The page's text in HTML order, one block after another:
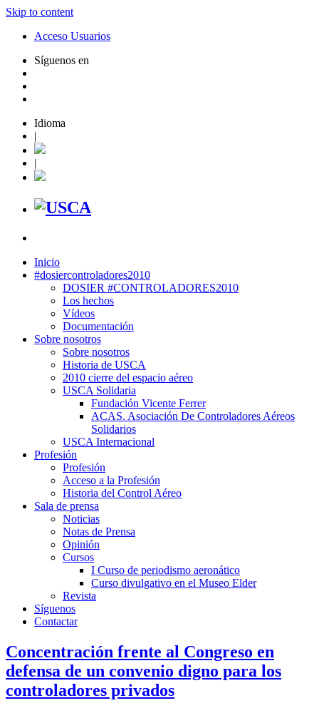
Skip to content
Acceso Usuarios
Síguenos en
Idioma
|
|
Inicio
#dosiercontroladores2010
DOSIER #CONTROLADORES2010
Los hechos
Vídeos
Documentación
Sobre nosotros
Sobre nosotros
Historia de USCA
2010 cierre del espacio aéreo
USCA Solidaria
Fundación Vicente Ferrer
ACAS. Asociación De Controladores Aéreos
Solidarios
USCA Internacional
Profesión
Profesión
Acceso a la Profesión
Historia del Control Aéreo
Sala de prensa
Noticias
Notas de Prensa
Opinión
Cursos
I Curso de periodismo aeronático
Curso divulgativo en el Museo Elder
Revista
Síguenos
Contactar
Concentración frente al Congreso en
defensa de un convenio digno para los
controladores privados